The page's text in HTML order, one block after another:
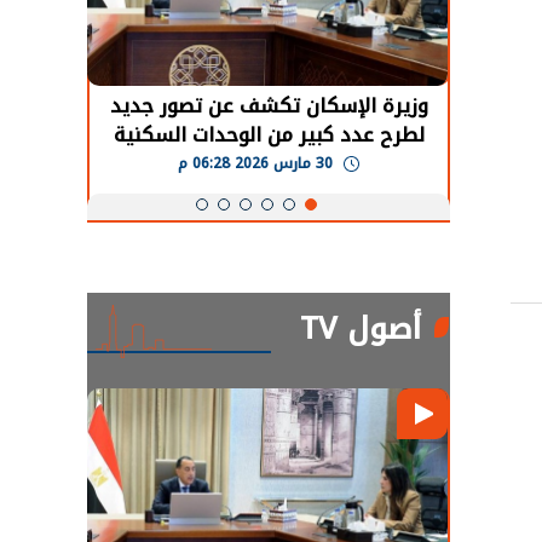
وزيرة الإسكان تكشف عن تصور جديد
لطرح عدد كبير من الوحدات السكنية
بنظام الإيجار
أصول TV